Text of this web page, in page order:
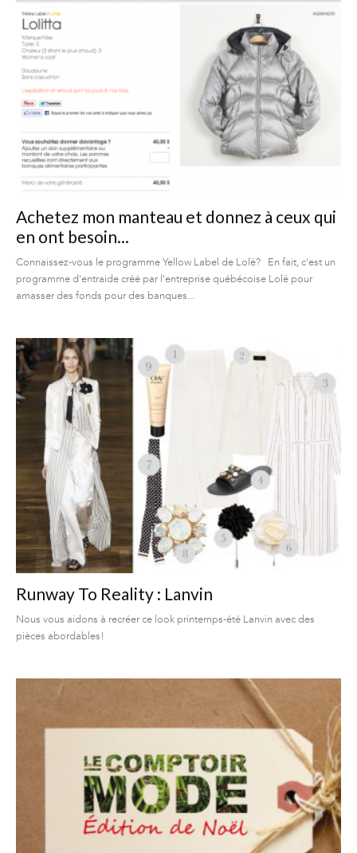
Achetez mon manteau et donnez à ceux qui
en ont besoin...
Connaissez-vous le programme Yellow Label de Lolë? En fait, c'est un
programme d'entraide créé par l'entreprise québécoise Lolë pour
amasser des fonds pour des banques...
Runway To Reality : Lanvin
Nous vous aidons à recréer ce look printemps-été Lanvin avec des
pièces abordables!